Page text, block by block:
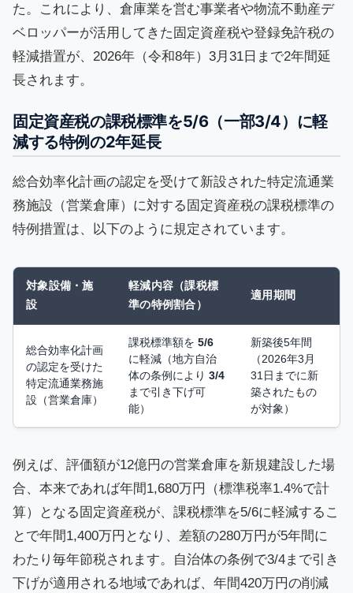
た。これにより、倉庫業を営む事業者や物流不動産デ
ベロッパーが活用してきた固定資産税や登録免許税の
軽減措置が、2026年（令和8年）3月31日まで2年間延
長されます。
固定資産税の課税標準を5/6（一部3/4）に軽
減する特例の2年延長
総合効率化計画の認定を受けて新設された特定流通業
務施設（営業倉庫）に対する固定資産税の課税標準の
特例措置は、以下のように規定されています。
対象設備・施
設
軽減内容（課税標
準の特例割合）
適用期間
総合効率化計画
の認定を受けた
特定流通業務施
設（営業倉庫）
課税標準額を 5/6
に軽減（地方自治
体の条例により 3/4
まで引き下げ可
能）
新築後5年間
（2026年3月
31日までに新
築されたもの
が対象）
例えば、評価額が12億円の営業倉庫を新規建設した場
合、本来であれば年間1,680万円（標準税率1.4%で計
算）となる固定資産税が、課税標準を5/6に軽減するこ
とで年間1,400万円となり、差額の280万円が5年間に
わたり毎年節税されます。自治体の条例で3/4まで引き
下げが適用される地域であれば、年間420万円の削減